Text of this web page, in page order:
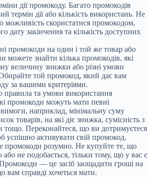
дії промокоду. Багато промокодів
термін дії або кількість використань. Не
можливість скористатися промокодом,
дату закінчення та кількість доступних
промокоди на один і той же товар або
можете знайти кілька промокодів, які
величину знижки або різні умови
той промокод, який дає вам
за вашими критеріями.
правила та умови використання
промокоди можуть мати певні
наприклад, мінімальну суму
товарів, на які діє знижка, сумісність з
тощо. Переконайтеся, що ви дотримуєтеся
успішно активувати свій промокод.
промокоди розумно. Не купуйте те, що
або не подобається, тільки тому, що у вас є
— це засіб заощадити гроші на
вам справді хочеться мати.